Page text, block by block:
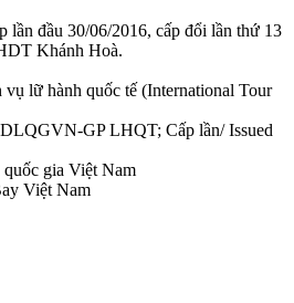
lần đầu 30/06/2016, cấp đổi lần thứ 13
Khánh Hoà.
lữ hành quốc tế (International Tour
GP LHQT; Cấp lần/ Issued
gia Việt Nam
Việt Nam